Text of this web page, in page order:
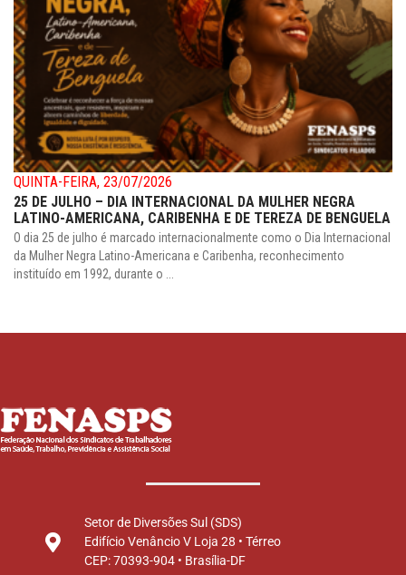
QUINTA-FEIRA, 23/07/2026
25 DE JULHO – DIA INTERNACIONAL DA MULHER NEGRA
LATINO-AMERICANA, CARIBENHA E DE TEREZA DE BENGUELA
O dia 25 de julho é marcado internacionalmente como o Dia Internacional
da Mulher Negra Latino-Americana e Caribenha, reconhecimento
instituído em 1992, durante o ...
Setor de Diversões Sul (SDS)
Edifício Venâncio V Loja 28 • Térreo
CEP: 70393-904 • Brasília-DF